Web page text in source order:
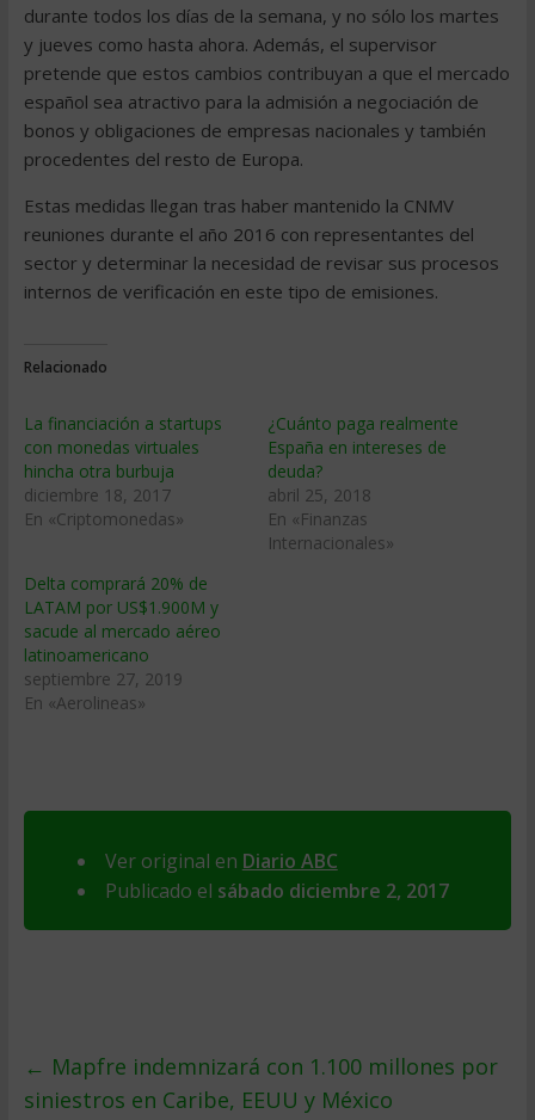
durante todos los días de la semana, y no sólo los martes
y jueves como hasta ahora. Además, el supervisor
pretende que estos cambios contribuyan a que el mercado
español sea atractivo para la admisión a negociación de
bonos y obligaciones de empresas nacionales y también
procedentes del resto de Europa.
Estas medidas llegan tras haber mantenido la CNMV
reuniones durante el año 2016 con representantes del
sector y determinar la necesidad de revisar sus procesos
internos de verificación en este tipo de emisiones.
Relacionado
La financiación a startups
con monedas virtuales
hincha otra burbuja
diciembre 18, 2017
En «Criptomonedas»
¿Cuánto paga realmente
España en intereses de
deuda?
abril 25, 2018
En «Finanzas
Internacionales»
Delta comprará 20% de
LATAM por US$1.900M y
sacude al mercado aéreo
latinoamericano
septiembre 27, 2019
En «Aerolineas»
Ver original en Diario ABC
Publicado el sábado diciembre 2, 2017
← Mapfre indemnizará con 1.100 millones por
siniestros en Caribe, EEUU y México